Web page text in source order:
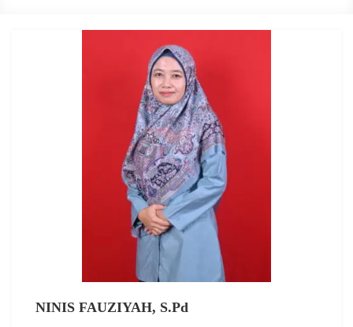
NINIS FAUZIYAH, S.Pd